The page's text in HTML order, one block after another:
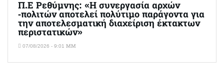
Π.Ε Ρεθύμνης: «Η συνεργασία αρχών
-πολιτών αποτελεί πολύτιμο παράγοντα για
την αποτελεσματική διαχείριση έκτακτων
περιστατικών»
07/08/2026 - 9:01 ΜΜ